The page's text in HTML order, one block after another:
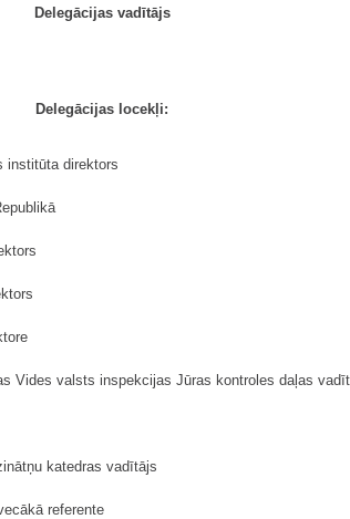
Delegācijas vadītājs
Delegācijas locekļi:
institūta direktors
Vides valsts inspekcijas Jūras kontroles daļas
katedras vadītājs
referente